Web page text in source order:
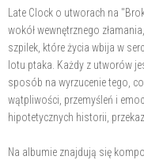
Late Clock o utworach na
wokół wewnętrznego
szpilek, które życia wbija w
lotu ptaka. Każdy z utworów
sposób na wyrzucenie tego,
wątpliwości, przemyśleń i
hipotetycznych historii,
Na albumie znajdują się